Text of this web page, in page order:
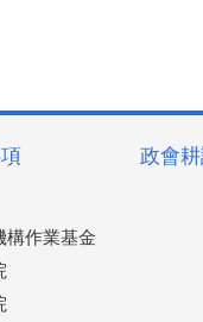
構作業基金
政會耕